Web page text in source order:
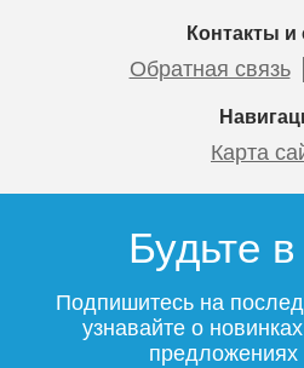
Подробнее
Предохранительный клапан
водоснабжения 6 бар 1/2
х3/4 RVS-0003-006015
Контакты и
Обратная связь
Карта
Будьте
Подпишитесь на
узнавайте о